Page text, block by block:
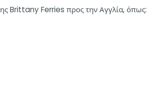
Brittany Ferries προς την Αγγλία, όπως: